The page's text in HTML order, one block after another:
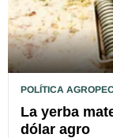
POLÍTICA
La yerba
dólar agro